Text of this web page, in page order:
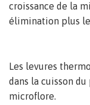
croissance de la
élimination plus
Les levures
dans la cuisson
microflore.